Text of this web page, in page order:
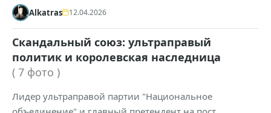
Alkatras 12.04.2026
Скандальный союз: ультраправый
политик и королевская наследница
( 7 фото )
Лидер ультраправой партии "Национальное